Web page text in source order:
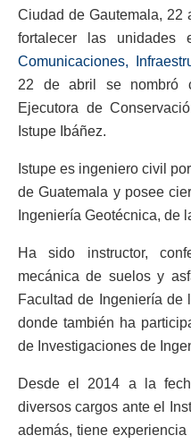
Ciudad de Gautemala, 22
fortalecer las unidades
Comunicaciones,
22 de abril se nombró
Ejecutora de
Istupe Ibáñez.
Istupe es ingeniero civil
de Guatemala y posee
Ingeniería Geotécnica, de
Ha sido instructor,
mecánica de suelos y
Facultad de Ingeniería de
donde también ha
de Investigaciones de
Desde el 2014 a la
diversos cargos ante el
además, tiene